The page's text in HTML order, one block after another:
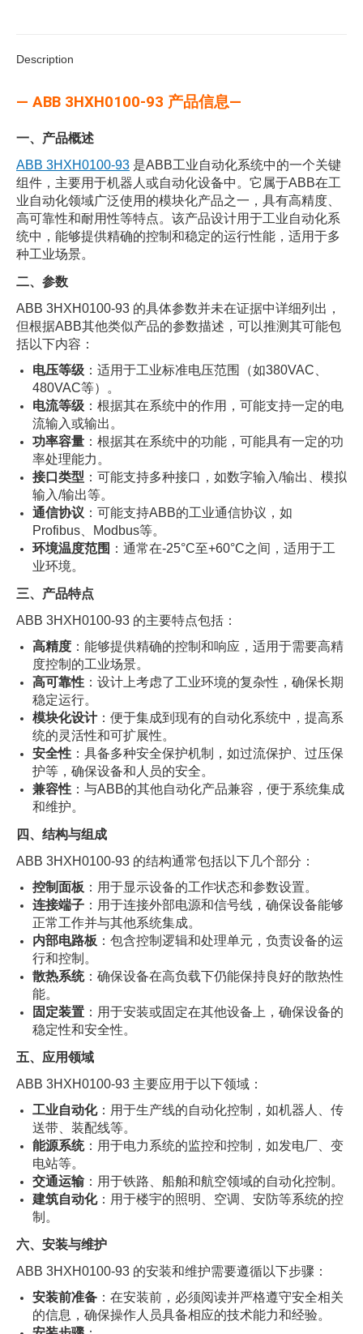
Description
— ABB 3HXH0100-93 产品信息—
一、产品概述
ABB 3HXH0100-93 是ABB工业自动化系统中的一个关键
组件，主要用于机器人或自动化设备中。它属于ABB在工
业自动化领域广泛使用的模块化产品之一，具有高精度、
高可靠性和耐用性等特点。该产品设计用于工业自动化系
统中，能够提供精确的控制和稳定的运行性能，适用于多
种工业场景。
二、参数
ABB 3HXH0100-93 的具体参数并未在证据中详细列出，
但根据ABB其他类似产品的参数描述，可以推测其可能包
括以下内容：
电压等级 ：适用于工业标准电压范围（如380VAC、
480VAC等）。
电流等级 ：根据其在系统中的作用，可能支持一定的电
流输入或输出。
功率容量 ：根据其在系统中的功能，可能具有一定的功
率处理能力。
接口类型 ：可能支持多种接口，如数字输入/输出、模拟
输入/输出等。
通信协议 ：可能支持ABB的工业通信协议，如
Profibus、Modbus等。
环境温度范围 ：通常在-25°C至+60°C之间，适用于工
业环境。
三、产品特点
ABB 3HXH0100-93 的主要特点包括：
高精度 ：能够提供精确的控制和响应，适用于需要高精
度控制的工业场景。
高可靠性 ：设计上考虑了工业环境的复杂性，确保长期
稳定运行。
模块化设计：便于集成到现有的自动化系统中，提高系
统的灵活性和可扩展性。
安全性 ：具备多种安全保护机制，如过流保护、过压保
护等，确保设备和人员的安全。
兼容性 ：与ABB的其他自动化产品兼容，便于系统集成
和维护。
四、结构与组成
ABB 3HXH0100-93 的结构通常包括以下几个部分：
控制面板 ：用于显示设备的工作状态和参数设置。
连接端子 ：用于连接外部电源和信号线，确保设备能够
正常工作并与其他系统集成。
内部电路板 ：包含控制逻辑和处理单元，负责设备的运
行和控制。
散热系统：确保设备在高负载下仍能保持良好的散热性
能。
固定装置 ：用于安装或固定在其他设备上，确保设备的
稳定性和安全性。
五、应用领域
ABB 3HXH0100-93 主要应用于以下领域：
工业自动化：用于生产线的自动化控制，如机器人、传
送带、装配线等。
能源系统：用于电力系统的监控和控制，如发电厂、变
电站等。
交通运输：用于铁路、船舶和航空领域的自动化控制。
建筑自动化：用于楼宇的照明、空调、安防等系统的控
制。
六、安装与维护
ABB 3HXH0100-93 的安装和维护需要遵循以下步骤：
安装前准备 ：在安装前，必须阅读并严格遵守安全相关
的信息，确保操作人员具备相应的技术能力和经验。